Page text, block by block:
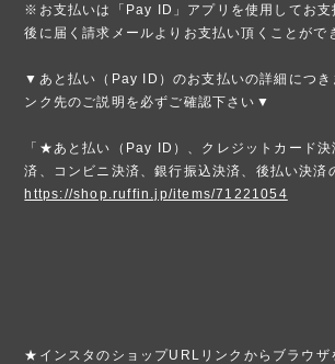
※お支払いは「Pay ID」アプリを使用してお支
後に届く請求メールよりお支払い頂くことがで
▼あと払い（Pay ID）のお支払いの詳細につき
ンク先のご説明を必ずご確認下さい▼
「★あと払い（Pay ID）、クレジットカード
済、コンビニ決済、銀行振込決済、後払い決済
https://shop.ruffin.jp/items/71221054
★インスタのショップURLリンクからブラウザ